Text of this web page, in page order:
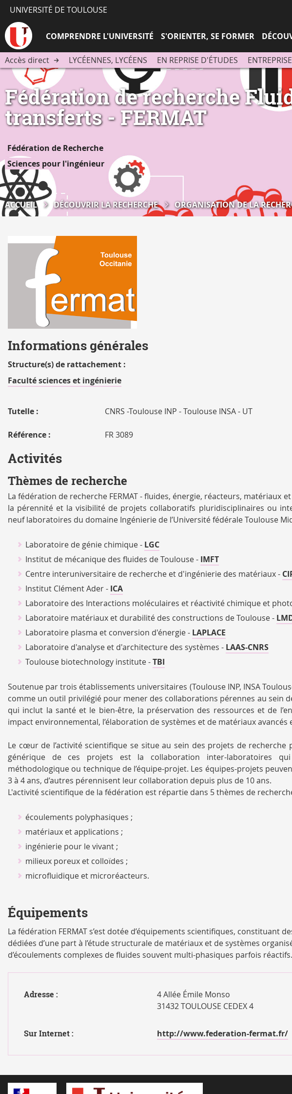
UNIVERSITÉ DE TOULOUSE
COMPRENDRE L'UNIVERSITÉ S'ORIENTER, SE FORMER
Accès direct LYCÉENNES, LYCÉENS EN REPRISE D'ÉTUDES ENTREPRISE
Fédération de recherche
transferts - FERMAT
Fédération de Recherche
Sciences pour l'ingénieur
ACCUEIL DÉCOUVRIR LA RECHERCHE ORGANISATION DE LA
Informations générales
Structure(s) de rattachement :
Faculté sciences et ingénierie
Tutelle : CNRS -Toulouse INP - Toulouse INSA - UT
Référence : FR 3089
Activités
Thèmes de recherche
La fédération de recherche FERMAT - fluides, énergie, réacteurs, matériaux
la pérennité et la visibilité de projets collaboratifs pluridisciplinaires ou
neuf laboratoires du domaine Ingénierie de l’Université fédérale Toulouse
Laboratoire de génie chimique - LGC
Institut de mécanique des fluides de Toulouse - IMFT
Centre interuniversitaire de recherche et d'ingénierie des matériaux -
Institut Clément Ader - ICA
Laboratoire des Interactions moléculaires et réactivité chimique et
Laboratoire matériaux et durabilité des constructions de Toulouse -
Laboratoire plasma et conversion d'énergie - LAPLACE
Laboratoire d'analyse et d'architecture des systèmes - LAAS-CNRS
Toulouse biotechnology institute -TBI
Soutenue par trois établissements universitaires (Toulouse INP, INSA
comme un outil privilégié pour mener des collaborations pérennes au sein
qui inclut la santé et le bien-être, la préservation des ressources et de
impact environnemental, l’élaboration de systèmes et de matériaux
Le cœur de l’activité scientifique se situe au sein des projets de
générique de ces projets est la collaboration inter-laboratoires
méthodologique ou technique de l’équipe-projet. Les équipes-projets
3 à 4 ans, d’autres pérennisent leur collaboration depuis plus de 10 ans.
L'activité scientifique de la fédération est répartie dans 5 thèmes de
écoulements polyphasiques ;
matériaux et applications ;
ingénierie pour le vivant ;
milieux poreux et colloïdes ;
microfluidique et microréacteurs.
Équipements
La fédération FERMAT s’est dotée d’équipements scientifiques, constituant
dédiées d’une part à l’étude structurale de matériaux et de systèmes
d’écoulements complexes de fluides souvent multi-phasiques parfois réactifs.
Adresse :
4 Allée Émile Monso
31432 TOULOUSE CEDEX 4
Sur Internet : http://www.federation-fermat.fr/